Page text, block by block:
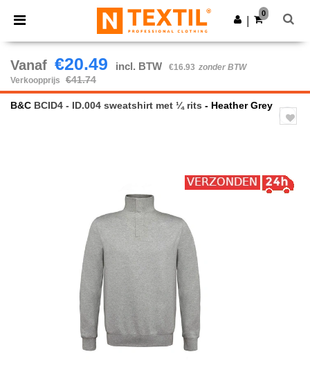
× Ntextil-app
Betere prijzen in de app!
Download app
0
Vanaf €20.49 incl. BTW €16.93 zonder BTW
Verkoopprijs
€41.74
B&C BCID4 - ID.004 sweatshirt met ¼ rits - Heather Grey